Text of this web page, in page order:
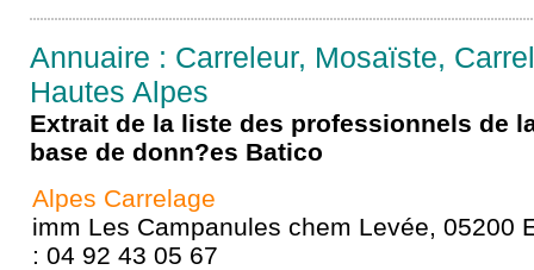
Annuaire : Carreleur, Mosaïste,
Hautes Alpes
Extrait de la liste des professionnels de
base de donn?es Batico
Alpes Carrelage
imm Les Campanules chem Levée, 05200
: 04 92 43 05 67